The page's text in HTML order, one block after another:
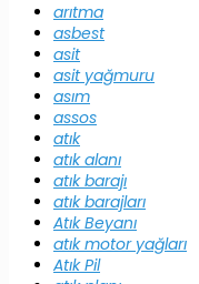
arıtma
asbest
asit
asit yağmuru
asım
assos
atık
atık alanı
atık barajı
atık barajları
Atık Beyanı
atık motor yağları
Atık Pil